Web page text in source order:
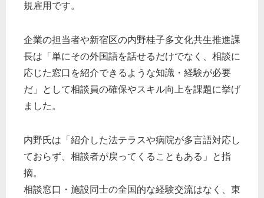
規雇用です。
企業の担当者や新宿区の内野桂子多文化共生推進課
長は「単にその外国語を話せるだけでなく、相談に
応じた窓口を紹介できるような知識・経験が必要
だ」として相談員の確保やスキル向上を課題に挙げ
ました。
内野氏は「紹介した法テラスや病院が多言語対応し
ておらず、相談者が戻ってくることもある」と指
摘。
相談窓口・施設同士の全国的な経験交流はなく、東